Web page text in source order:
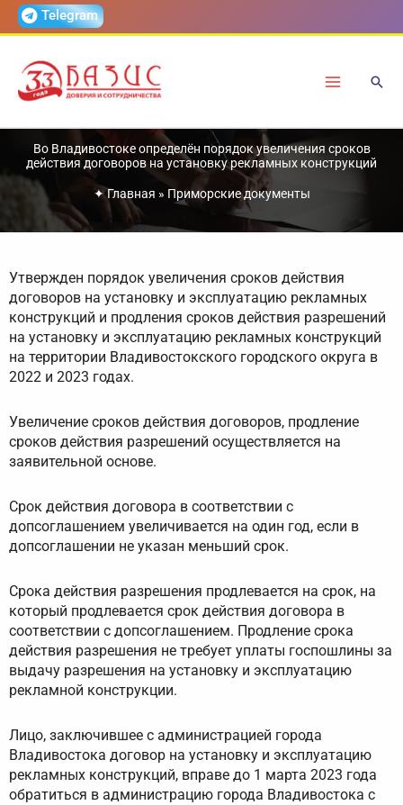
ПерейтиTelegram
Во Владивостоке определён порядок увеличения сроков
действия договоров на установку рекламных конструкций
✦ Главная » Приморские документы
Утвержден порядок увеличения сроков действия
договоров на установку и эксплуатацию рекламных
конструкций и продления сроков действия разрешений
на установку и эксплуатацию рекламных конструкций
на территории Владивостокского городского округа в
2022 и 2023 годах.
Увеличение сроков действия договоров, продление
сроков действия разрешений осуществляется на
заявительной основе.
Срок действия договора в соответствии с
допсоглашением увеличивается на один год, если в
допсоглашении не указан меньший срок.
Срока действия разрешения продлевается на срок, на
который продлевается срок действия договора в
соответствии с допсоглашением. Продление срока
действия разрешения не требует уплаты госпошлины за
выдачу разрешения на установку и эксплуатацию
рекламной конструкции.
Лицо, заключившее с администрацией города
Владивостока договор на установку и эксплуатацию
рекламных конструкций, вправе до 1 марта 2023 года
обратиться в администрацию города Владивостока с